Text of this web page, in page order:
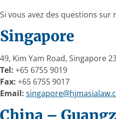
Si vous avez des questions sur
Singapore
49, Kim Yam Road, Singapore
Tel: +65 6755 9019
Fax: +65 6755 9017
Email:
China –